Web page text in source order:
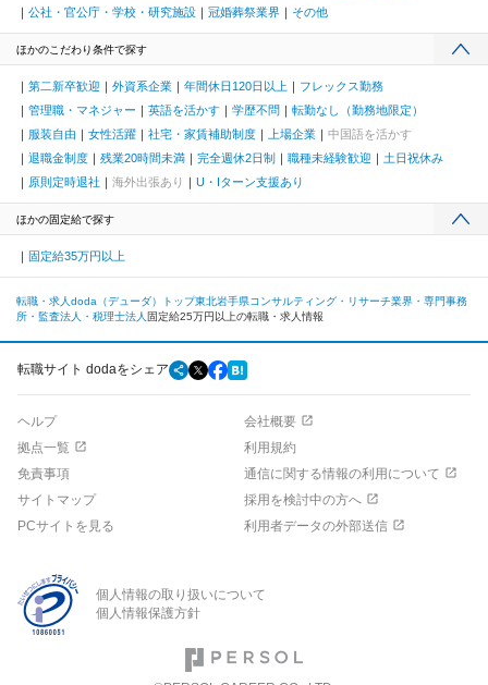
公社・官公庁・学校・研究施設
冠婚葬祭業界 その他
ほかのこだわり条件で探す
第二新卒歓迎 外資系企業 年間休日120日以上
フレックス勤務
管理職・マネジャー
英語を活かす 学歴不問
転勤なし（勤務地限定）
服装自由
女性活躍 社宅・家賃補助制度 上場企業
中国語を活かす
退職金制度
残業20時間未満 完全週休2日制 職種未経験歓迎
土日祝休み
原則定時退社
海外出張あり U・Iターン支援あり
ほかの固定給で探す
固定給35万円以上
転職・求人doda（デューダ）トップ東北岩手県コンサルティング・リサーチ業界・専門事務
所・監査法人・税理士法人 固定給25万円以上の転職・求人情報
転職サイト dodaをシェア
ヘルプ
会社概要
拠点一覧
利用規約
免責事項
通信に関する情報の利用について
サイトマップ
採用を検討中の方へ
PCサイトを見る
利用者データの外部送信
個人情報の取り扱いについて
個人情報保護方針